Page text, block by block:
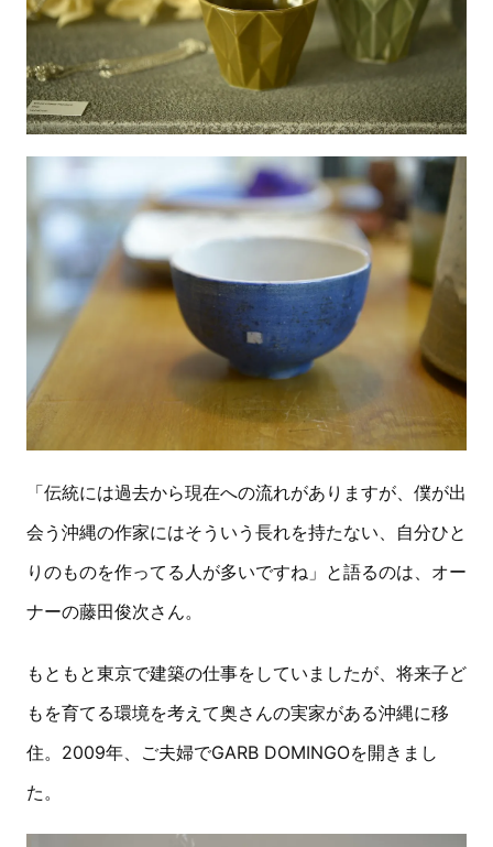
「伝統には過去から現在への流れがありますが、僕が出
会う沖縄の作家にはそういう長れを持たない、自分ひと
りのものを作ってる人が多いですね」と語るのは、オー
ナーの藤田俊次さん。
もともと東京で建築の仕事をしていましたが、将来子ど
もを育てる環境を考えて奥さんの実家がある沖縄に移
住。2009年、ご夫婦でGARB DOMINGOを開きまし
た。